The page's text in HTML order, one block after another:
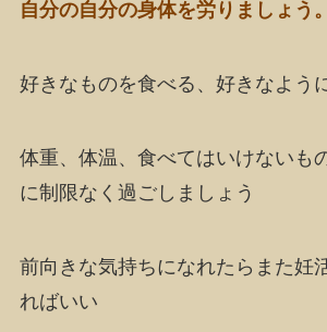
自分の自分の身体を労りましょう。
好きなものを食べる、好きなよう
体重、体温、食べてはいけないも
に制限なく過ごしましょう
前向きな気持ちになれたらまた妊
ればいい